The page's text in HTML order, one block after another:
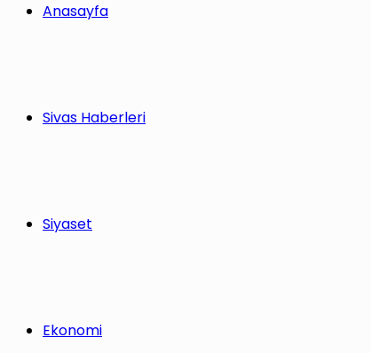
Anasayfa
Sivas Haberleri
Siyaset
Ekonomi